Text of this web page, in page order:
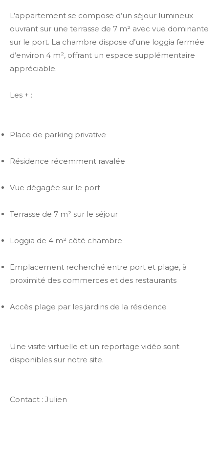
L’appartement se compose d’un séjour lumineux
ouvrant sur une terrasse de 7 m² avec vue dominante
sur le port. La chambre dispose d’une loggia fermée
d’environ 4 m², offrant un espace supplémentaire
appréciable.
Les + :
Place de parking privative
Résidence récemment ravalée
Vue dégagée sur le port
Terrasse de 7 m² sur le séjour
Loggia de 4 m² côté chambre
Emplacement recherché entre port et plage, à
proximité des commerces et des restaurants
Accès plage par les jardins de la résidence
Une visite virtuelle et un reportage vidéo sont
disponibles sur notre site.
Contact : Julien